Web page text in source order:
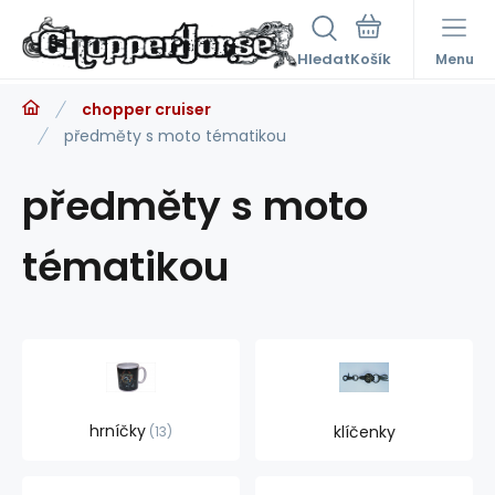
Hledat Menu
chopper cruiser
předměty s moto tématikou
předměty s moto
tématikou
hrníčky 13 klíčenky